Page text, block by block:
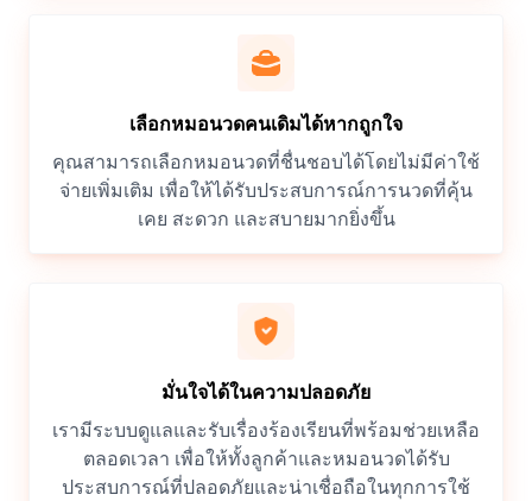
เลือกหมอนวดคนเดิมได้หากถูกใจ
คุณสามารถเลือกหมอนวดที่ชื่นชอบได้โดยไม่มีค่าใช้
จ่ายเพิ่มเติม เพื่อให้ได้รับประสบการณ์การนวดที่คุ้น
เคย สะดวก และสบายมากยิ่งขึ้น
มั่นใจได้ในความปลอดภัย
เรามีระบบดูแลและรับเรื่องร้องเรียนที่พร้อมช่วยเหลือ
ตลอดเวลา เพื่อให้ทั้งลูกค้าและหมอนวดได้รับ
ประสบการณ์ที่ปลอดภัยและน่าเชื่อถือในทุกการใช้